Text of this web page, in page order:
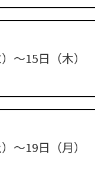
〜15日（木）
〜19日（月）